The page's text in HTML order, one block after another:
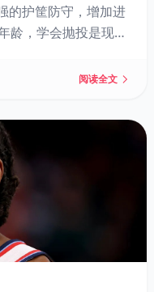
的护筐防守，增加进
龄，学会抛投是现实
阅读全文